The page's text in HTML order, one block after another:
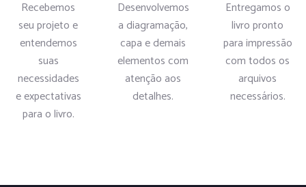
Recebemos
seu projeto e
entendemos
suas
necessidades
e expectativas
para o livro.
Desenvolvemos
a diagramação,
capa e demais
elementos com
atenção aos
detalhes.
Entregamos o
livro pronto
para impressão
com todos os
arquivos
necessários.